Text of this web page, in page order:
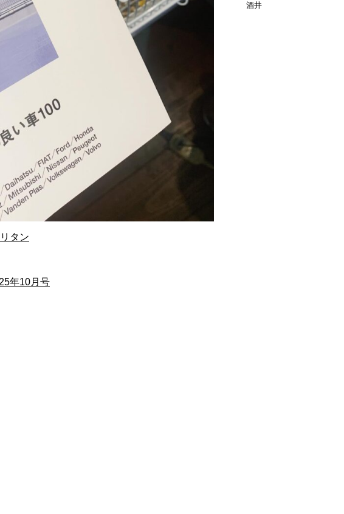
酒井
タン
年10月号